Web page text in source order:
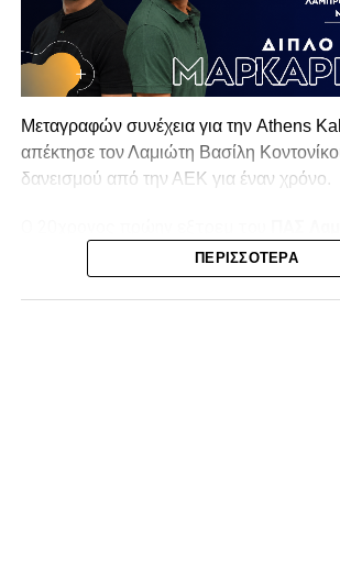
Μεταγραφών συνέχεια για την Athens
απέκτησε τον Λαμιώτη Βασίλη
δανεισμού από την ΑΕΚ για έναν χρόνο.
σεζόν στην Superbet League 2 είχε
συμμετοχές, δύο γκολ και ισάριθμες
Γιάννινα. Στο παρελθόν έχει
ΠΕΡΙΣΣΌΤΕΡΑ